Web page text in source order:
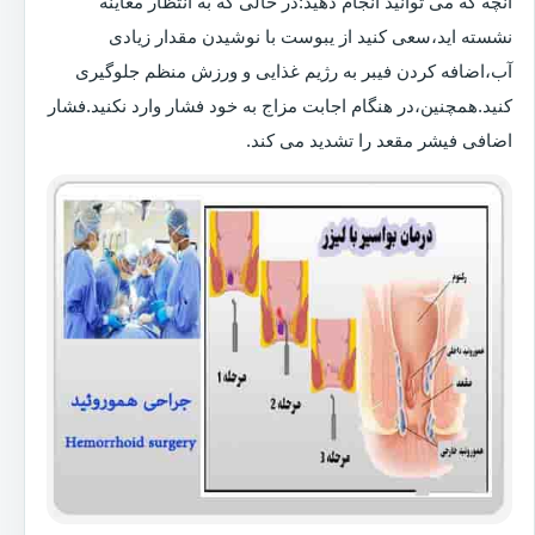
نشسته اید،سعی کنید از یبوست با نوشیدن مقدار زیادی
آب،اضافه کردن فیبر به رژیم غذایی و ورزش منظم جلوگیری
کنید.همچنین،در هنگام اجابت مزاج به خود فشار وارد نکنید.فشار
اضافی فیشر مقعد را تشدید می کند.